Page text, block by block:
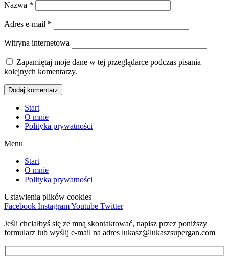
Nazwa *
Adres e-mail *
Witryna internetowa
Zapamiętaj moje dane w tej przeglądarce podczas pisania
kolejnych komentarzy.
Start
O mnie
Polityka prywatności
Menu
Start
O mnie
Polityka prywatności
Ustawienia plików cookies
Facebook InstagramYoutube Twitter
Jeśli chciałbyś się ze mną skontaktować, napisz przez poniższy
formularz lub wyślij e-mail na adres lukasz@lukaszsupergan.com